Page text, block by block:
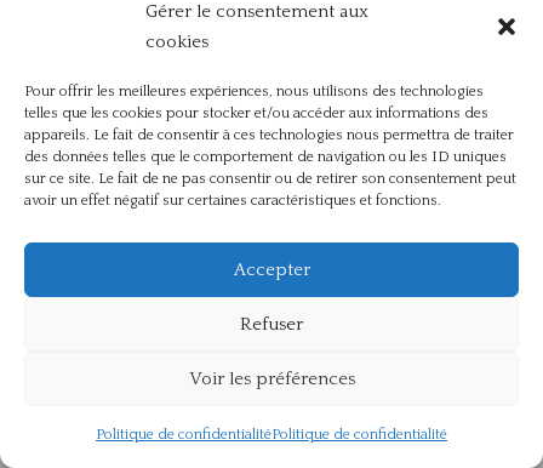
Gérer le consentement aux
cookies
Pour offrir les meilleures expériences, nous utilisons des technologies
telles que les cookies pour stocker et/ou accéder aux informations des
appareils. Le fait de consentir à ces technologies nous permettra de traiter
des données telles que le comportement de navigation ou les ID uniques
sur ce site. Le fait de ne pas consentir ou de retirer son consentement peut
avoir un effet négatif sur certaines caractéristiques et fonctions.
Accepter
Refuser
Voir les préférences
Politique de confidentialitéPolitique de confidentialité
faire observer qu’une disposition rendue
manifeste par coutume, que sur l’autorité
qu’au titre de représentant de la
multitude. »
[19]
Cela ne signifie pas que le
peuple soit souverain au sens moderne
du terme. Dans son commentaire des
Bourdin montre que la représentation
personnification: « (…) premièrement,
vice-gérant, deuxièmement cette vice-
personnes représentées. Ainsi, l’autorité